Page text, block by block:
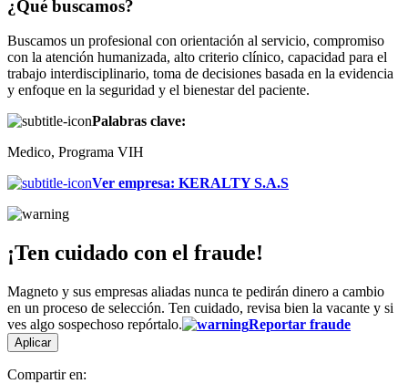
¿Qué buscamos?
Buscamos un profesional con orientación al servicio, compromiso
con la atención humanizada, alto criterio clínico, capacidad para el
trabajo interdisciplinario, toma de decisiones basada en la evidencia
y enfoque en la seguridad y el bienestar del paciente.
Palabras clave:
Medico, Programa VIH
Ver empresa: KERALTY S.A.S
¡Ten cuidado con el fraude!
Magneto y sus empresas aliadas nunca te pedirán dinero a cambio
en un proceso de selección. Ten cuidado, revisa bien la vacante y si
ves algo sospechoso repórtalo.
Reportar fraude
Aplicar
Compartir en: